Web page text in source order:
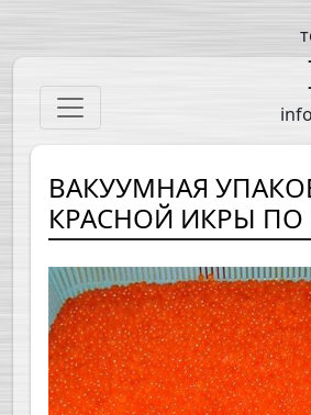
Main navigation
ВАКУУМНАЯ
КРАСНОЙ ИКРЫ ПО